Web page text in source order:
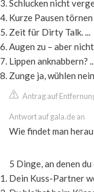
Schlucken nicht
Kurze Pausen törnen
Zeit für Dirty Talk. ...
Augen zu – aber
Lippen anknabbern?
Zunge ja, wühlen
Antrag auf
Antwort auf gala.de an
Wie findet man
5 Dinge, an denen
Dein Kuss-Partner